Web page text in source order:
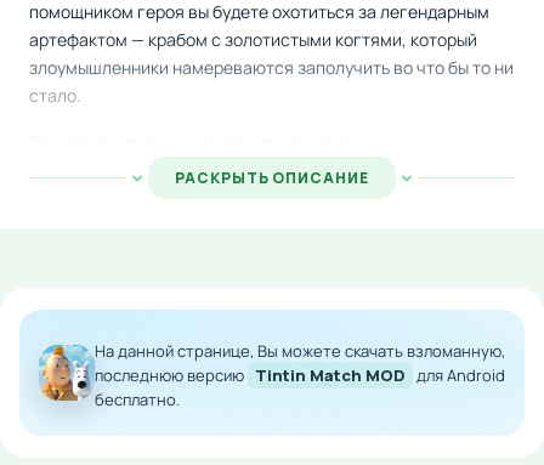
помощником героя вы будете охотиться за легендарным
артефактом — крабом с золотистыми когтями, который
злоумышленники намереваются заполучить во что бы то ни
стало.
путешествуйте по самым красивым местам планеты. От
древних храмов до современных мегаполисов — каждый
Неограниченное количество игровой валюты
для мгновенных покупок
Полный доступ к премиум-контенту
РАСКРЫТЬ ОПИСАНИЕ
На данной странице, Вы можете скачать взломанную,
последнюю версию Tintin Match MOD для Android
бесплатно.